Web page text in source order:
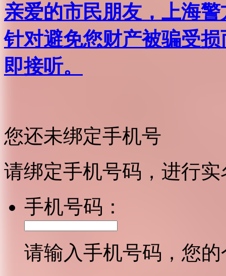
亲爱的市民朋友，上海
针对避免您财产被骗受
即接听。
您还未绑定手机号
请绑定手机号码，进行
手机号码：
请输入手机号码，您